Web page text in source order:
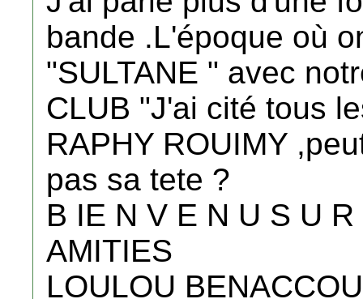
bande .L'époque où
"SULTANE " avec
CLUB "J'ai cité tous
RAPHY ROUIMY
pas sa tete ?
B IE N V E N U S U R
AMITIES
LOULOU